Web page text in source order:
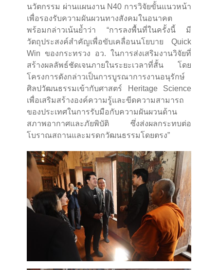
นวัตกรรม ผ่านแผนงาน N40 การวิจัยขั้นแนวหน้า
เพื่อรองรับความผันผวนทางสังคมในอนาคต
พร้อมกล่าวเน้นย้ำว่า “การลงพื้นที่ในครั้งนี้ มี
วัตถุประสงค์สำคัญเพื่อขับเคลื่อนนโยบาย Quick
Win ของกระทรวง อว. ในการส่งเสริมงานวิจัยที่
สร้างผลลัพธ์ชัดเจนภายในระยะเวลาที่สั้น โดย
โครงการดังกล่าวเป็นการบูรณาการงานอนุรักษ์
ศิลปวัฒนธรรมเข้ากับศาสตร์ Heritage Science
เพื่อเสริมสร้างองค์ความรู้และขีดความสามารถ
ของประเทศในการรับมือกับความผันผวนด้าน
สภาพอากาศและภัยพิบัติ ซึ่งส่งผลกระทบต่อ
โบราณสถานและมรดกวัฒนธรรมโดยตรง”